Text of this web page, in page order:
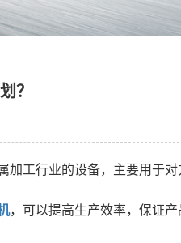
？
加工行业的设备，主要用于对
，可以提高生产效率，保证产